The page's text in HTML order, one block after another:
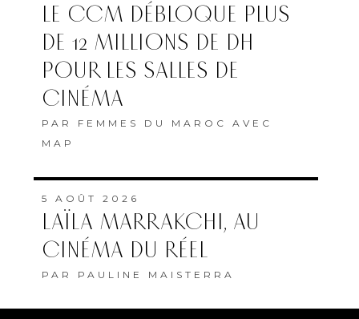
LE CCM DÉBLOQUE PLUS
DE 12 MILLIONS DE DH
POUR LES SALLES DE
CINÉMA
PAR FEMMES DU MAROC AVEC
MAP
5 AOÛT 2026
LAÏLA MARRAKCHI, AU
CINÉMA DU RÉEL
PAR PAULINE MAISTERRA